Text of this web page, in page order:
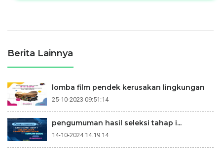
Berita Lainnya
lomba film pendek kerusakan lingkungan
25-10-2023 09:51:14
pengumuman hasil seleksi tahap i...
14-10-2024 14:19:14